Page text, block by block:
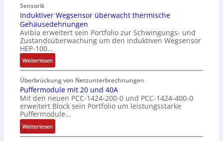
t
z
l
a
k
b
e
s
c
h
i
c
h
h
a
l
t
u
n
g
n
f
a
c
h
e
E
i
n
s
t
i
e
g
t
z
u
n
s
ü
b
e
r
w
a
c
h
Sensorik
Induktiver Wegsensor überwacht thermische
Gehäusedehnungen
Avibia erweitert sein Portfolio zur Schwingungs- und
Zustandsüberwachung um den induktiven Wegsensor
HEP-100…
Weiterlesen:
I
n
d
u
k
t
i
v
Überbrückung von Netzunterbrechnungen
Puffermodule mit 20 und 40A
Mit den neuen PCC-1424-200-0 und PCC-1424-400-0
erweitert Block sein Portfolio um leistungsstarke
Puffermodule…
Weiterlesen:
P